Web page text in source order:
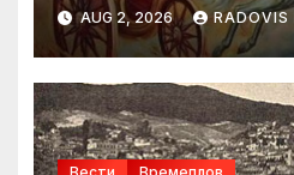
AUG 2, 2026 RADOVIS